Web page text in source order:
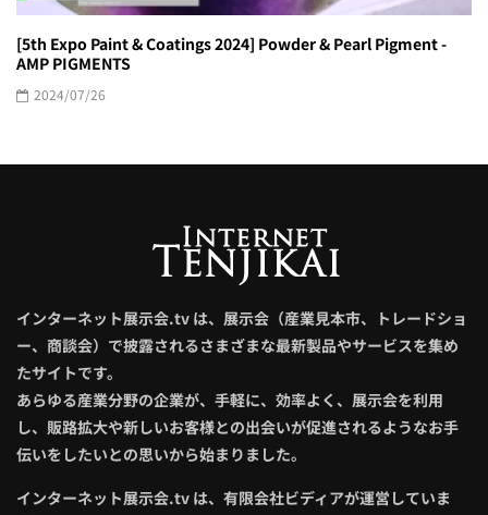
[5th Expo Paint & Coatings 2024] Powder & Pearl Pigment -
AMP PIGMENTS
2024/07/26
インターネット展示会.tv は、展示会（産業見本市、トレードショ
ー、商談会）で披露されるさまざまな最新製品やサービスを集め
たサイトです。
あらゆる産業分野の企業が、手軽に、効率よく、展示会を利用
し、販路拡大や新しいお客様との出会いが促進されるようなお手
伝いをしたいとの思いから始まりました。
インターネット展示会.tv は、有限会社ビディアが運営していま